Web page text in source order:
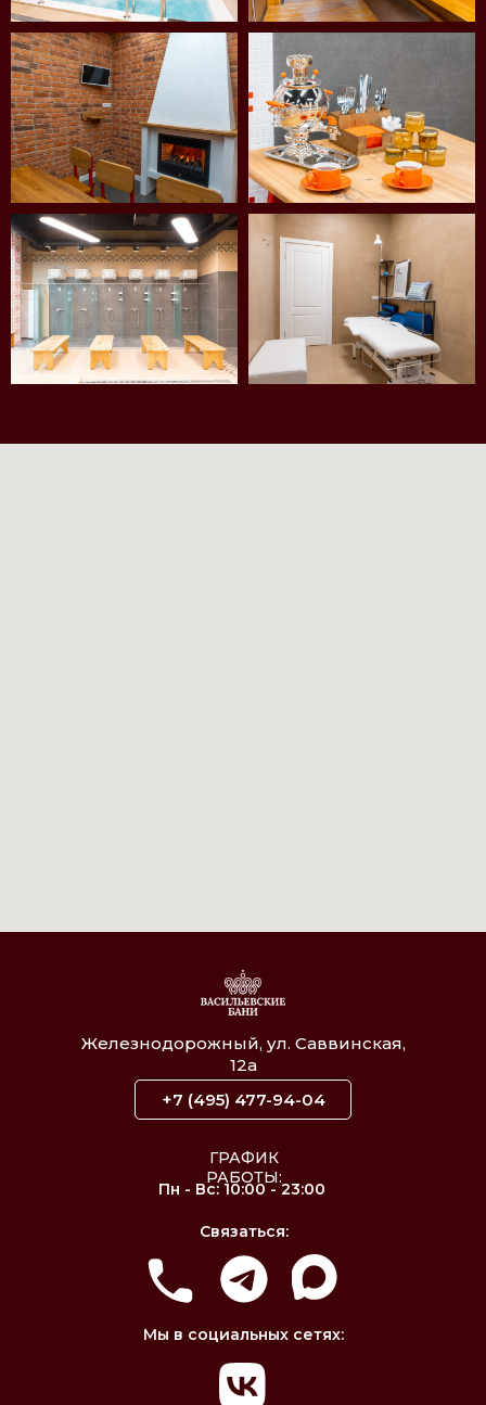
Связаться:
Мы в социальных сетях:
ГРАФИК
РАБОТЫ:
Пн - Вс: 10:00 - 23:00
Железнодорожный, ул. Саввинская,
12а
+7 (495) 477-94-04